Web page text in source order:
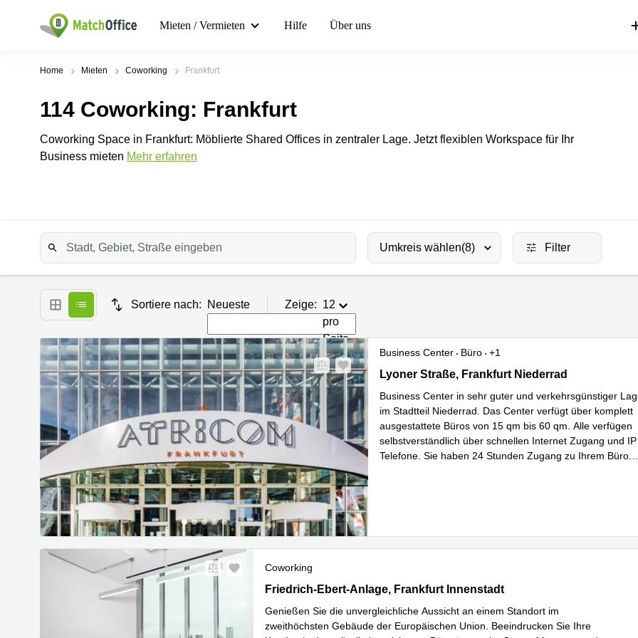
Mieten / Vermieten Hilfe Über uns
Home Mieten Coworking Frankfurt
114 Coworking: Frankfurt
Coworking Space in Frankfurt: Möblierte Shared Offices in zentraler Lage. Jetzt flexiblen Workspace für Ihr
Business mieten Mehr erfahren
Umkreis wählen(8) Filter
Sortiere nach: Neueste Zeige: 12
pro
Seite
Business Center Büro
+1
Lyoner Straße 15, Frankfurt Niederrad
Lyoner Straße, Frankfurt Niederrad
Business Center in sehr guter und verkehrsgünstiger
im Stadtteil Niederrad. Das Center verfügt über komplett
ausgestattete Büros von 15 qm bis 60 qm. Alle verfügen
selbstverständlich über schnellen Internet Zugang und IP
Telefone. Sie haben 24 Stunden Zugang zu Ihrem Büro.
Coworking
Friedrich-Ebert-Anlage 49, Frankfurt Innenstadt
Friedrich-Ebert-Anlage, Frankfurt Innenstadt
Genießen Sie die unvergleichliche Aussicht an einem Standort im
zweithöchsten Gebäude der Europäischen Union. Beeindrucken Sie Ihre